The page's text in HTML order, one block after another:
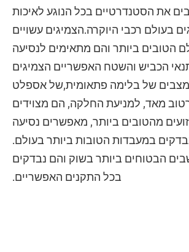
את הסטנדרטיים בכל הנוגע לאיכות
בעולם רכבי היוקרה.הצמיגים עשויים
הטובים ביותר והם מתאימים לנסיעה
הכביש והשטח האפשריים הצמיגים
של בלימה פתאומית,של אספלט
מאד, למניעת החלקה, הם מצוידים
מהטובים ביותר, מאפשרים נסיעה
במעבדות הטובות ביותר בעולם.
הבטוחים ביותר בשוק והם נבדקים
בכל התקנים האפשריים.